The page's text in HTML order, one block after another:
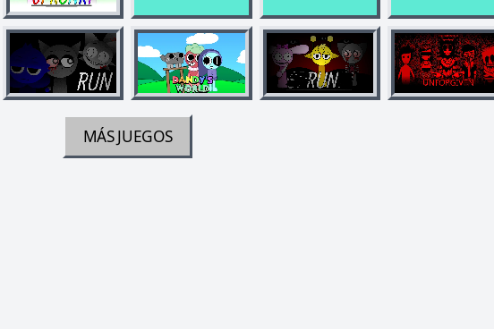
MÁS JUEGOS